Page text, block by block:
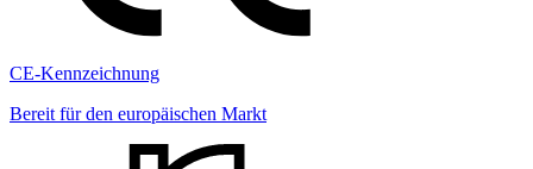
CE-Kennzeichnung
Bereit für den europäischen Markt